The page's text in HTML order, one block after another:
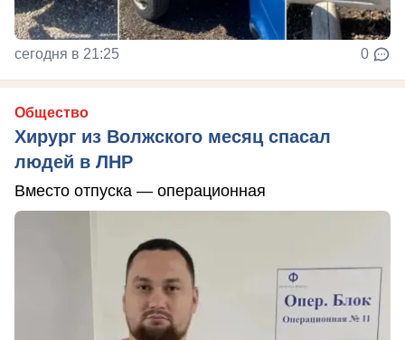
сегодня в 21:25 0
Общество
Хирург из Волжского месяц спасал
людей в ЛНР
Вместо отпуска — операционная